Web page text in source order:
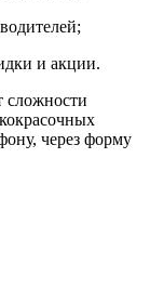
и акции.
сложности
через форму